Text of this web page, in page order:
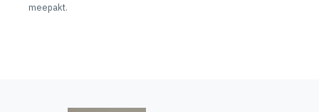
meepakt.